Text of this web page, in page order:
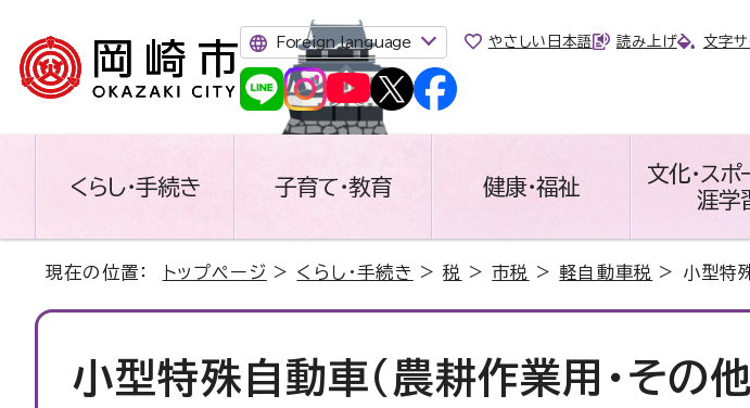
Foreign language やさしい日本語 読み上げ 文字サ
くらし・手続き 子育て・教育 健康・福祉
文化・スポ
涯学
現在の位置： トップページ > くらし・手続き >税 >市税 >軽自動車税 > 小型特
小型特殊自動車（農耕作業用・その